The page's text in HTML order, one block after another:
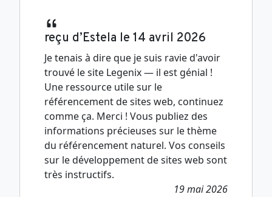
reçu d’Estela le 14 avril 2026
Je tenais à dire que je suis ravie d'avoir
trouvé le site Legenix — il est génial !
Une ressource utile sur le
référencement de sites web, continuez
comme ça. Merci ! Vous publiez des
informations précieuses sur le thème
du référencement naturel. Vos conseils
sur le développement de sites web sont
très instructifs.
19 mai 2026